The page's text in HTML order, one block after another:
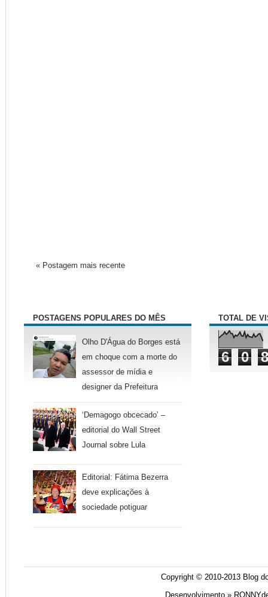
« Postagem mais recente
POSTAGENS POPULARES DO MÊS
Olho D'Água do Borges está
em choque com a morte do
assessor de mídia e
designer da Prefeitura
‘Demagogo obcecado’ –
editorial do Wall Street
Journal sobre Lula
Editorial: Fátima Bezerra
deve explicações à
sociedade potiguar
TOTAL DE
6 0 8
Copyright © 2010-2013 Blog
Desenvolvimento »